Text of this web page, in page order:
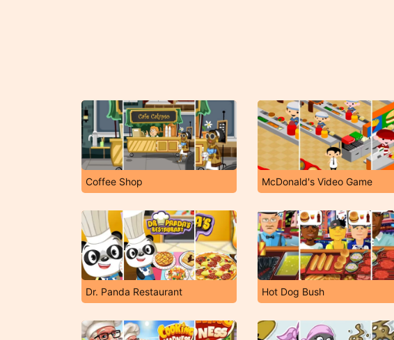
Coffee Shop McDonald's Video Game
Dr. Panda Restaurant Hot Dog Bush